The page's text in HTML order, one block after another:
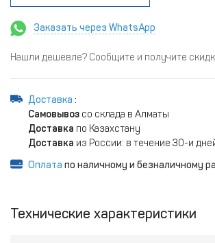
Заказать через WhatsApp
Нашли дешевле? Сообщите и получите
Доставка :
Самовывоз со склада в Алматы
Доставка по Казахстану
Доставка из России: в течение 30-и
Оплата по наличному и безналичному
Технические характеристики